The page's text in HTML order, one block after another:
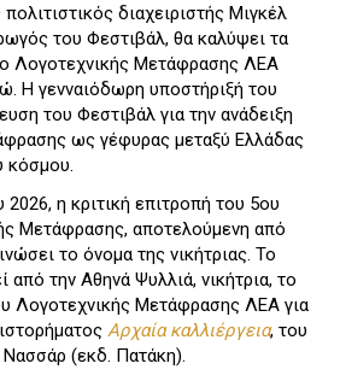
διαχειριστής Μιγκέλ
του Φεστιβάλ, θα καλύψει τα
Λογοτεχνικής Μετάφρασης ΛEA
Η γενναιόδωρη υποστήριξή του
του Φεστιβάλ για την ανάδειξη
ως γέφυρας μεταξύ Ελλάδας
κόσμου.
2026, η κριτική επιτροπή του 5ου
Μετάφρασης, αποτελούμενη από
το όνομα της νικήτριας. Το
από την Αθηνά Ψυλλιά, νικήτρια, το
Λογοτεχνικής Μετάφρασης ΛΕΑ για
Αρχαία καλλιέργεια, του
Νασσάρ (εκδ. Πατάκη).